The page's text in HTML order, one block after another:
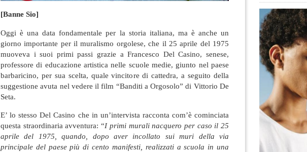
[Banne Sio]
Oggi è una data fondamentale per la storia italiana, ma è anche un
giorno importante per il muralismo orgolese, che il 25 aprile del 1975
muoveva i suoi primi passi grazie a Francesco Del Casino, senese,
professore di educazione artistica nelle scuole medie, giunto nel paese
barbaricino, per sua scelta, quale vincitore di cattedra, a seguito della
suggestione avuta nel vedere il film “Banditi a Orgosolo” di Vittorio De
Seta.
E’ lo stesso Del Casino che in un’intervista racconta com’è cominciata
questa straordinaria avventura: “I primi murali nacquero per caso il 25
aprile del 1975, quando, dopo aver incollato sui muri della via
principale del paese più di cento manifesti, realizzati a scuola in una